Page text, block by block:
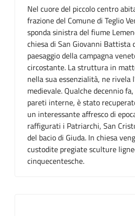
Nel cuore del piccolo centro
frazione del Comune di Teglio
sponda sinistra del fiume
chiesa di San Giovanni Battista
paesaggio della campagna
circostante. La struttura in
nella sua essenzialità, ne rivela
medievale. Qualche decennio
pareti interne, è stato
un interessante affresco di
raffigurati i Patriarchi, San
del bacio di Giuda. In chiesa
custodite pregiate sculture
cinquecentesche.